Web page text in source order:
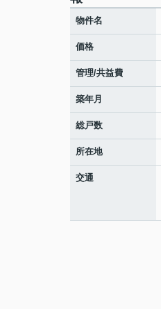
物件名
価格
管理/共益費
築年月
総戸数
所在地
交通